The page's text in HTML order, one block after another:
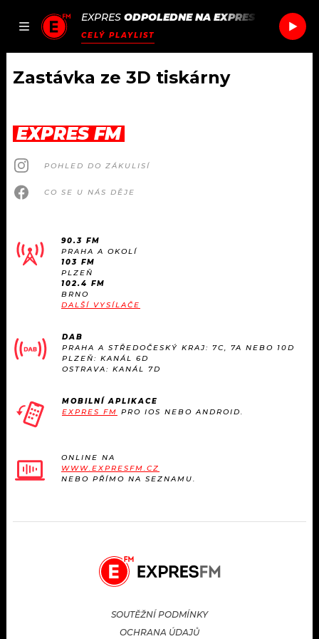
JAK
SEZNAM.CZ
EXPRES ODPOLEDNE NA EXPRES FM /LEAP
CELÝ PLAYLIST
DOMŮ
ČLÁNKY
AKTUÁLNĚ
ROZHOVORY
#NEBUDUDOMA
KVÍZY
TRENDY
KULTURA
PODCASTY
RÁDIO
APLIKACE
PROGRAM
PLAYLIST
JAK NALADIT
SOUTĚŽE
Zastávka ze 3D tiskárny
EXPRES FM
POHLED DO ZÁKULISÍ
CO SE U NÁS DĚJE
90.3 FM
PRAHA A OKOLÍ
103 FM
PLZEŇ
102.4 FM
BRNO
DALŠÍ VYSÍLAČE
DAB
PRAHA A STŘEDOČESKÝ KRAJ: 7C, 7A NEBO 10D
PLZEŇ: KANÁL 6D
OSTRAVA: KANÁL 7D
MOBILNÍ APLIKACE
EXPRES FM PRO IOS NEBO ANDROID.
ONLINE NA
WWW.EXPRESFM.CZ
NEBO PŘÍMO NA SEZNAMU.
SOUTĚŽNÍ PODMÍNKY
OCHRANA ÚDAJŮ